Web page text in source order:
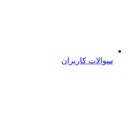
سوالات کاربران